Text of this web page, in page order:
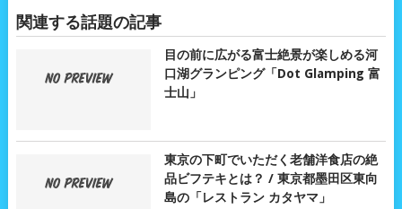
関連する話題の記事
目の前に広がる富士絶景が楽しめる河
口湖グランピング「Dot Glamping 富
士山」
東京の下町でいただく老舗洋食店の絶
品ビフテキとは？ / 東京都墨田区東向
島の「レストラン カタヤマ」